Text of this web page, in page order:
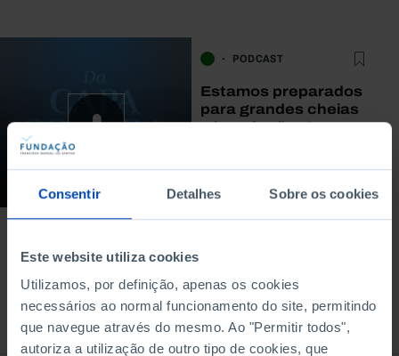
Consentir Detalhes Sobre os cookies
Este website utiliza cookies
Utilizamos, por definição, apenas os cookies
necessários ao normal funcionamento do site, permitindo
que navegue através do mesmo. Ao "Permitir todos",
autoriza a utilização de outro tipo de cookies, que
PODCAST
Estamos preparados
para grandes cheias
e inundações?
À venda na Livraria